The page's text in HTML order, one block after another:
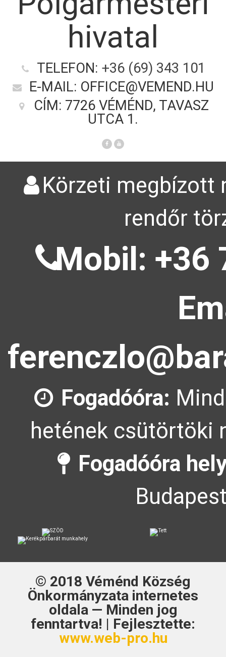
hivatal
TELEFON: +36 (69) 343 101
E-MAIL: OFFICE@VEMEND.HU
CÍM: 7726 VÉMÉND, TAVASZ
UTCA 1.
Körzeti megbízott
rendőr
Mobil: +36
Fogadóóra:
hetének csütörtöki
Fogadóóra
© 2018 Véménd Község
Önkormányzata internetes
oldala — Minden jog
fenntartva! | Fejlesztette:
www.web-pro.hu